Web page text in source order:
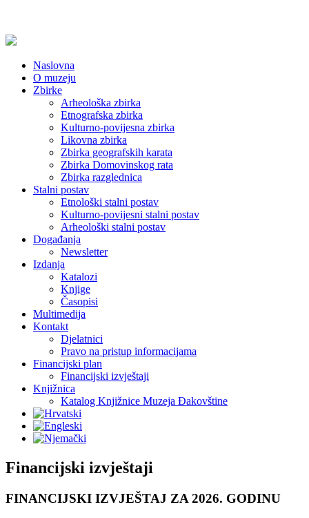
Naslovna
O muzeju
Zbirke
Arheološka zbirka
Etnografska zbirka
Kulturno-povijesna zbirka
Likovna zbirka
Zbirka geografskih karata
Zbirka Domovinskog rata
Zbirka razglednica
Stalni postav
Etnološki stalni postav
Kulturno-povijesni stalni postav
Arheološki stalni postav
Događanja
Newsletter
Izdanja
Katalozi
Knjige
Časopisi
Multimedija
Kontakt
Djelatnici
Pravo na pristup informacijama
Financijski plan
Financijski izvještaji
Knjižnica
Katalog Knjižnice Muzeja Đakovštine
Financijski izvještaji
FINANCIJSKI IZVJEŠTAJ ZA 2026. GODINU